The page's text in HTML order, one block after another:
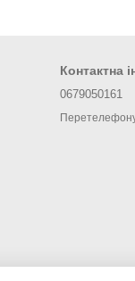
Контактна
0679050161